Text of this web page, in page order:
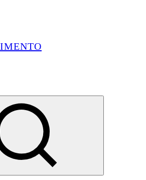
e do mundo com rapidez e confiabilidade.